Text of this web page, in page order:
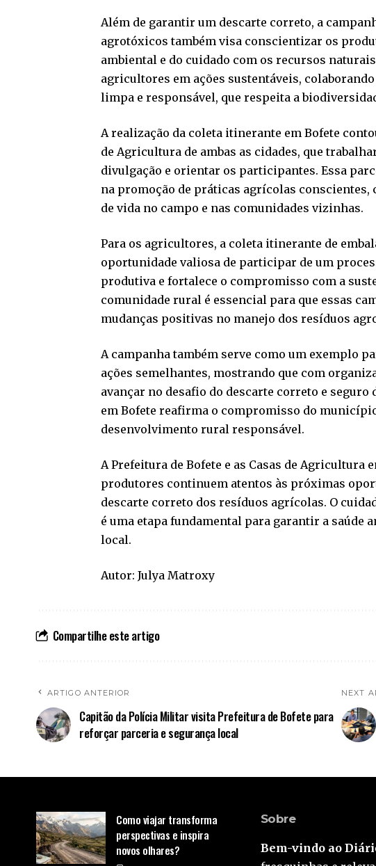
Além de garantir um descarte correto, a
agrotóxicos também visa conscientizar os
ambiental e do cuidado com os recursos
agricultores em ações sustentáveis,
limpa e responsável, que respeita a
A realização da coleta itinerante em Bofete
de Agricultura de ambas as cidades, que
divulgação e orientar os participantes. Essa
na promoção de práticas agrícolas
de vida no campo e nas comunidades vizinhas.
Para os agricultores, a coleta itinerante de
oportunidade valiosa de participar de um
produtiva e fortalece o compromisso com a
comunidade rural é essencial para que essas
mudanças positivas no manejo dos resíduos
A campanha também serve como um exemplo
ações semelhantes, mostrando que com
avançar no desafio do descarte correto e
em Bofete reafirma o compromisso do
desenvolvimento rural responsável.
A Prefeitura de Bofete e as Casas de
produtores continuem atentos às próximas
descarte correto dos resíduos agrícolas. O
é uma etapa fundamental para garantir a saúde
local.
Autor:Julya Matroxy
Compartilhe este artigo
ARTIGO ANTERIOR
Capitão da Polícia Militar visita Prefeitura de Bofete para
reforçar parceria e segurança local
NEXT
Como viajar transforma
perspectivas e inspira
novos olhares?
Sobre
Bem-vindo ao